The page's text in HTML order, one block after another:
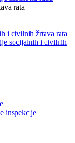
rata
i civilnih žrtava rata
socijalnih i civilnih
inspekcije